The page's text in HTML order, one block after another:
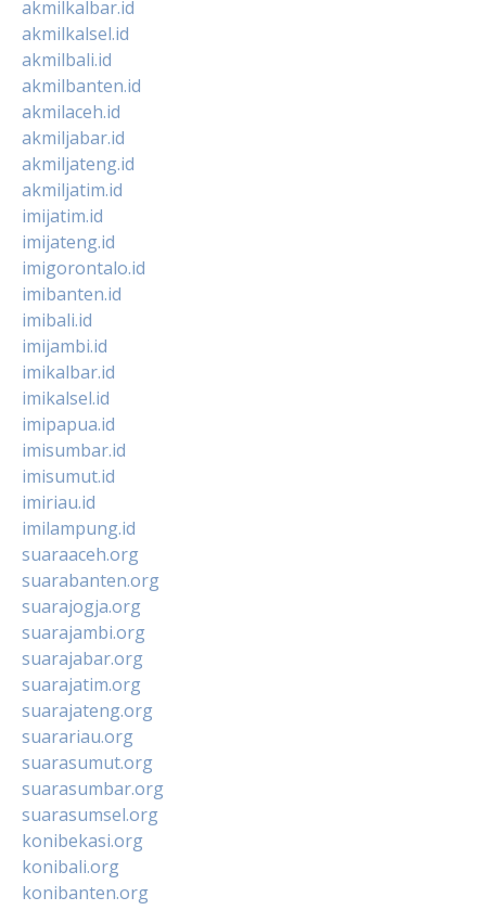
akmilkalbar.id
akmilkalsel.id
akmilbali.id
akmilbanten.id
akmilaceh.id
akmiljabar.id
akmiljateng.id
akmiljatim.id
imijatim.id
imijateng.id
imigorontalo.id
imibanten.id
imibali.id
imijambi.id
imikalbar.id
imikalsel.id
imipapua.id
imisumbar.id
imisumut.id
imiriau.id
imilampung.id
suaraaceh.org
suarabanten.org
suarajogja.org
suarajambi.org
suarajabar.org
suarajatim.org
suarajateng.org
suarariau.org
suarasumut.org
suarasumbar.org
suarasumsel.org
konibekasi.org
konibali.org
konibanten.org